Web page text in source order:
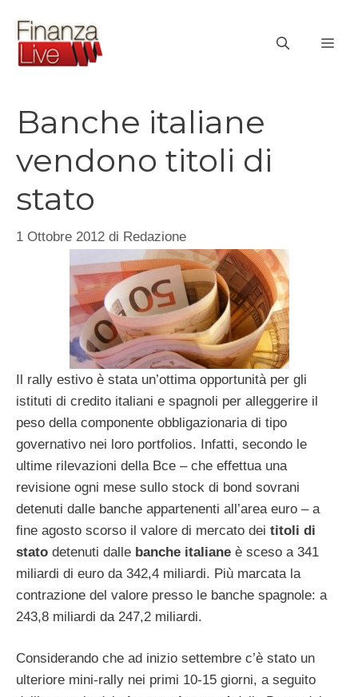
contenuto
Banche italiane
vendono titoli di
stato
1 Ottobre 2012 di Redazione
Il rally estivo è stata un’ottima opportunità per gli
istituti di credito italiani e spagnoli per alleggerire il
peso della componente obbligazionaria di tipo
governativo nei loro portfolios. Infatti, secondo le
ultime rilevazioni della Bce – che effettua una
revisione ogni mese sullo stock di bond sovrani
detenuti dalle banche appartenenti all’area euro – a
fine agosto scorso il valore di mercato dei titoli di
stato detenuti dalle banche italiane è sceso a 341
miliardi di euro da 342,4 miliardi. Più marcata la
contrazione del valore presso le banche spagnole: a
243,8 miliardi da 247,2 miliardi.
Considerando che ad inizio settembre c’è stato un
ulteriore mini-rally nei primi 10-15 giorni, a seguito